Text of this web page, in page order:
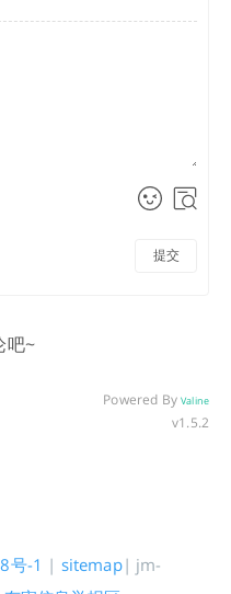
提交
吧~
Powered ByValine
v1.5.2
号-1 | sitemap| jm-